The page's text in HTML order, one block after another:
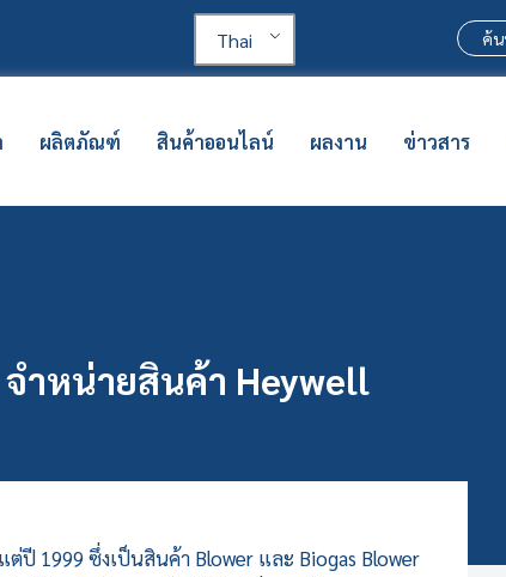
Thai
ผลิตภัณฑ์ สินค้าออนไลน์ ผลงาน ข่าวสาร
ำหน่ายสินค้า Heywell
ต่ปี 1999 ซึ่งเป็นสินค้า Blower และ Biogas Blower